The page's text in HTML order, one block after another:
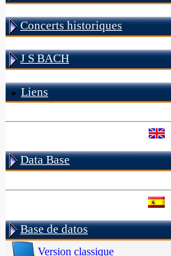
Concerts historiques
J S BACH
Liens
Data Base
Base de datos
Version classique